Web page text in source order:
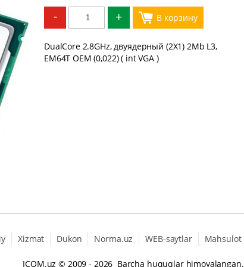
- +
DualCore 2.8GHz, двуядерный (2X1) 2Mb L3,
EM64T OEM (0,022) ( int VGA )
Xizmat Dukon Norma.uz WEB-saytlar Mahsulot
ICOM.uz © 2009 - 2026 Barcha huquqlar himoyalangan.